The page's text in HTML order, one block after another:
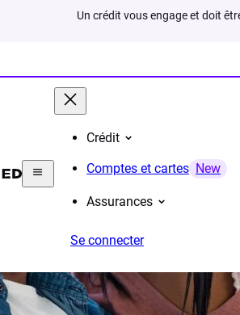
Un crédit vous engage et doit
Crédit
Comptes et cartes New
Assurances
Se connecter